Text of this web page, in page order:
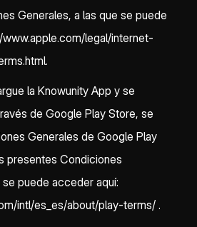
Generales, a las que se puede
legal/internet-
la Knowunity App y se
de Google Play Store, se
Generales de Google Play
presentes Condiciones
puede acceder aquí:
intl/es_es/about/play-terms/ .